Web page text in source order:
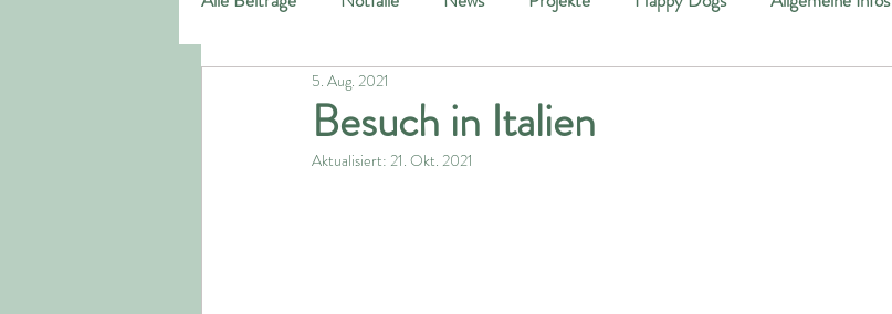
SentoDogs
Besuch in Italien
5. Aug. 2021
Aktualisiert: 21. Okt. 2021